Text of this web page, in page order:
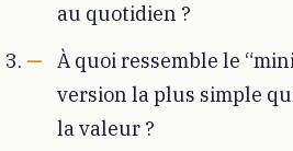
au quotidien ?
À quoi ressemble le
version la plus simple
la valeur ?